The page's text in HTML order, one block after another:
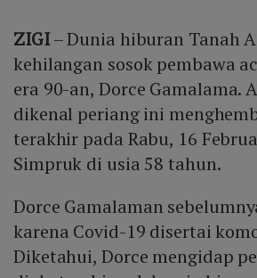
ZIGI– Dunia hiburan Tanah
kehilangan sosok pembawa
era 90-an, Dorce Gamalama.
dikenal periang ini
terakhir pada Rabu, 16
Simpruk di usia 58 tahun.
Dorce Gamalaman
karena Covid-19 disertai
Diketahui, Dorce mengidap